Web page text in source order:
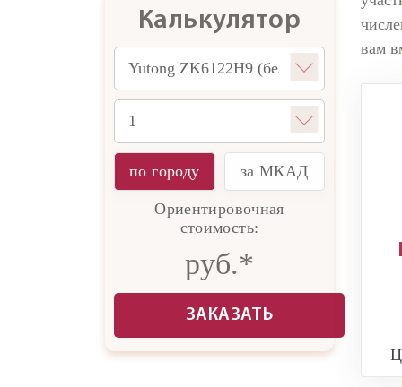
Калькулятор
по городу за МКАД
Ориентировочная
стоимость:
руб.*
ЗАКАЗАТЬ
вам